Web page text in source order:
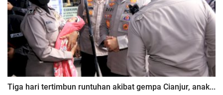
Tiga hari tertimbun runtuhan akibat gempa Cianjur, anak...